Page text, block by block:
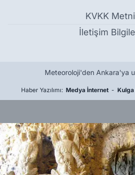
KVKK Metni
İletişim
Meteoroloji'den Ankara'ya
Haber Yazılımı: Medya İnternet - Kulga